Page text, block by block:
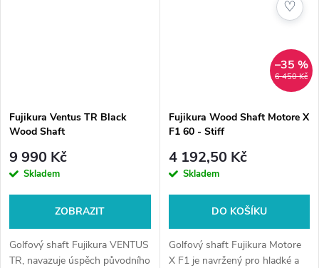
Fujikura Ventus TR Black
Wood Shaft
9 990 Kč
Skladem
ZOBRAZIT
Golfový shaft Fujikura VENTUS
TR, navazuje úspěch původního
6 450 Kč
–35 %
Fujikura Wood Shaft Motore X
F1 60 - Stiff
4 192,50 Kč
Skladem
DO KOŠÍKU
Golfový shaft Fujikura Motore
X F1 je navržený pro hladké a
♡